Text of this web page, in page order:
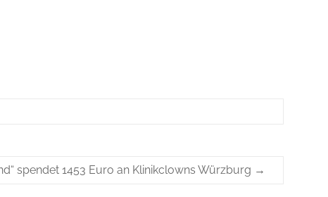
spendet 1453 Euro an Klinikclowns Würzburg →